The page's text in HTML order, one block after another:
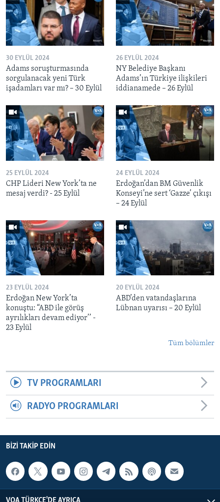
30 EYLÜL 2024
Adams soruşturmasında
sorgulanacak yeni Türk
işadamları var mı? – 30 Eylül
26 EYLÜL 2024
NY Belediye Başkanı
Adams’ın Türkiye ilişkileri
iddianamede – 26 Eylül
25 EYLÜL 2024
CHP Lideri New York’ta ne
mesaj verdi? - 25 Eylül
24 EYLÜL 2024
Erdoğan’dan BM Güvenlik
Konseyi’ne sert ‘Gazze’ çıkışı
– 24 Eylül
23 EYLÜL 2024
Erdoğan New York’ta
konuştu: “ABD ile görüş
ayrılıkları devam ediyor’’ -
23 Eylül
20 EYLÜL 2024
ABD’den vatandaşlarına
Lübnan uyarısı – 20 Eylül
Tüm bölümler
TV PROGRAMLARI
RADYO PROGRAMLARI
BIZI TAKIP EDIN
VOA TÜRKÇE'DE AYRICA